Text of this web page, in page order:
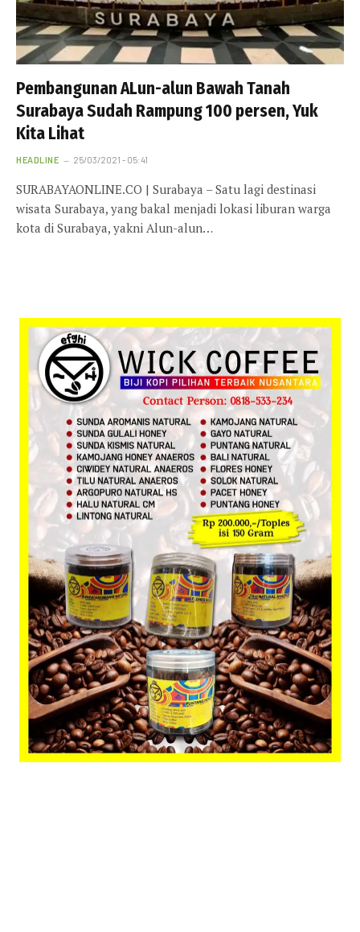
Pembangunan ALun-alun Bawah Tanah
Surabaya Sudah Rampung 100 persen, Yuk
Kita Lihat
HEADLINE 25/03/2021 - 05:41
SURABAYAONLINE.CO | Surabaya – Satu lagi destinasi
wisata Surabaya, yang bakal menjadi lokasi liburan warga
kota di Surabaya, yakni Alun-alun…